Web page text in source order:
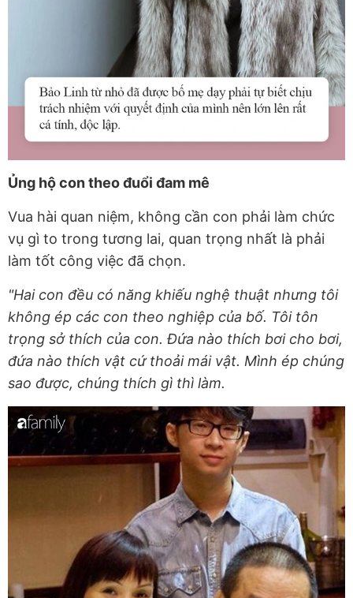
Ủng hộ con theo đuổi đam mê
Vua hài quan niệm, không cần con phải làm chức
vụ gì to trong tương lai, quan trọng nhất là phải
làm tốt công việc đã chọn.
"Hai con đều có năng khiếu nghệ thuật nhưng tôi
không ép các con theo nghiệp của bố. Tôi tôn
trọng sở thích của con. Đứa nào thích bơi cho bơi,
đứa nào thích vật cứ thoải mái vật. Mình ép chúng
sao được, chúng thích gì thì làm.